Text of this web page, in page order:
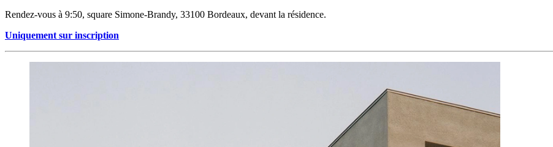
Rendez-vous à 9:50, square Simone-Brandy, 33100 Bordeaux, devant la résidence.
Uniquement sur inscription